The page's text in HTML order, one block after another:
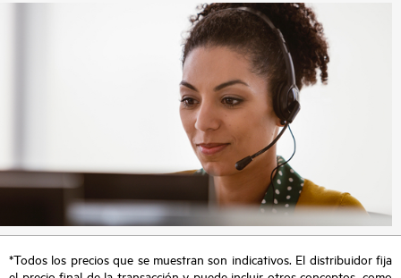
*Todos los precios que se muestran son indicativos. El distribuidor fija